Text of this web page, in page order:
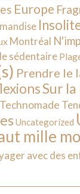
Europe
Montréal
sédentaire
Prendre le
Sur
Technomade
Uncategorized
mille
avec des